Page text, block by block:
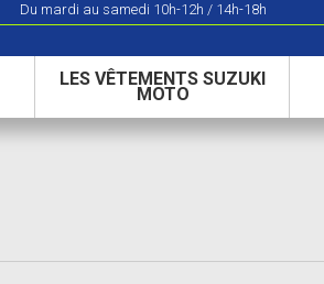
Du mardi au samedi 10h-12h / 14h-18h
LES VÊTEMENTS SUZUKI
MOTO